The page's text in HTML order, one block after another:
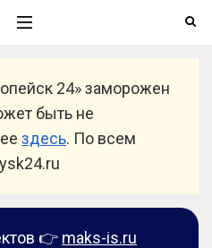
24» заморожен
быть не
здесь. По всем
👉 maks-is.ru